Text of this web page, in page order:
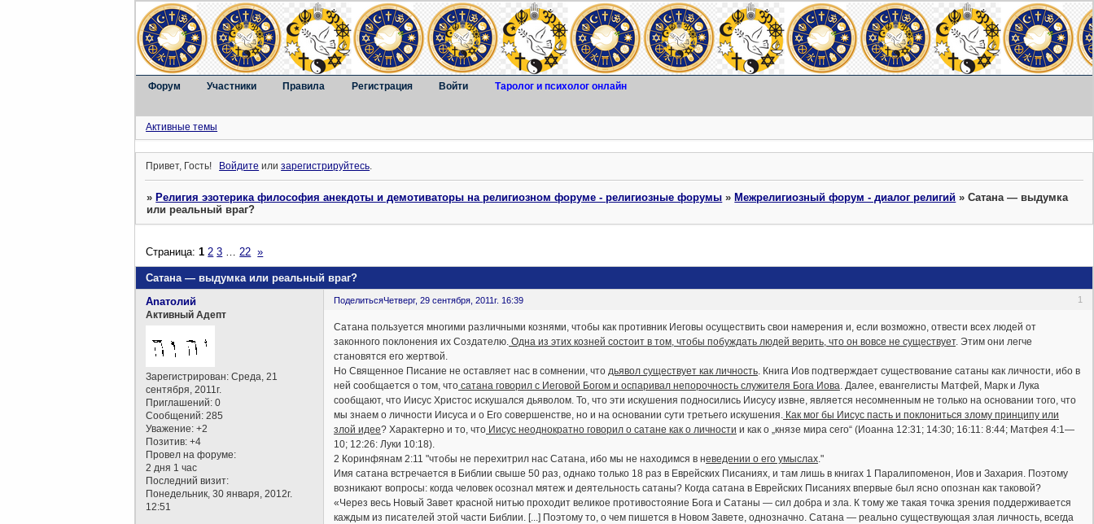
Форум Участники Правила Регистрация Войти Таролог и психолог онлайн
Активные темы
Привет, Гость! Войдите илизарегистрируйтесь.
»Религия эзотерика философия анекдоты и демотиваторы на религиозном форуме - религиозные форумы »Межрелигиозный форум - диалог религий »Сатана — выдумка
или реальный враг?
Сатана — выдумка или реальный враг?
Страница:1 2 3 22 »
Поделиться 1
Четверг, 29 сентября, 2011г. 16:39
Anaтолий
Активный Адепт
Зарегистрирован: Среда, 21
сентября, 2011г.
Приглашений: 0
Сообщений: 285
Уважение: +2
Позитив: +4
Провел на форуме:
2 дня 1 час
Последний визит:
Понедельник, 30 января, 2012г.
12:51
Сатана пользуется многими различными кознями, чтобы как противник Иеговы осуществить свои намерения и, если возможно, отвести всех людей от
законного поклонения их Создателю.Одна из этих козней состоит в том, чтобы побуждать людей верить, что он вовсе не существует. Этим они легче
становятся его жертвой.
Но Священное Писание не оставляет нас в сомнении, что дьявол существует как личность. Книга Иов подтверждает существование сатаны как личности, ибо в
ней сообщается о том, чтосатана говорил с Иеговой Богом и оспаривал непорочность служителя Бога Иова. Далее, евангелисты Матфей, Марк и Лука
сообщают, что Иисус Христос искушался дьяволом. То, что эти искушения подносились Иисусу извне, является несомненным не только на основании того, что
мы знаем о личности Иисуса и о Его совершенстве, но и на основании сути третьего искушения.Как мог бы Иисус пасть и поклониться злому принципу или
злой идее? Характерно и то, чтоИисус неоднократно говорил о сатане как о личности и как о „князе мира сего“ (Иоанна 12:31; 14:30; 16:11: 8:44; Матфея 4:1—
10; 12:26: Луки 10:18).
2 Коринфянам 2:11 "чтобы не перехитрил нас Сатана, ибо мы не находимся в неведении о его умыслах."
Имя сатана встречается в Библии свыше 50 раз, однако только 18 раз в Еврейских Писаниях, и там лишь в книгах 1 Паралипоменон, Иов и Захария. Поэтому
возникают вопросы: когда человек осознал мятеж и деятельность сатаны? Когда сатана в Еврейских Писаниях впервые был ясно опознан как таковой?
«Через весь Новый Завет красной нитью проходит великое противостояние Бога и Сатаны — сил добра и зла. К тому же такая точка зрения поддерживается
каждым из писателей этой части Библии. [...] Поэтому то, о чем пишется в Новом Завете, однозначно. Сатана — реально существующая злая личность, всегда